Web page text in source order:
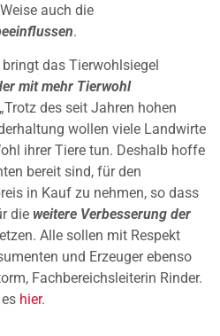
auch die
.
das Tierwohlsiegel
mit mehr Tierwohl
des seit Jahren hohen
wollen viele Landwirte
ihrer Tiere tun. Deshalb hoffe
bereit sind, für den
in Kauf zu nehmen, so dass
die weitere Verbesserung der
Alle sollen mit Respekt
und Erzeuger ebenso
Fachbereichsleiterin Rinder.
hier.